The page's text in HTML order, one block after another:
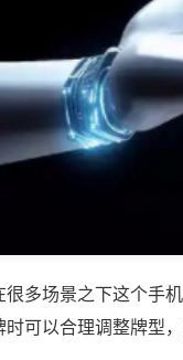
很多场景之下这个手
时可以合理调整牌型